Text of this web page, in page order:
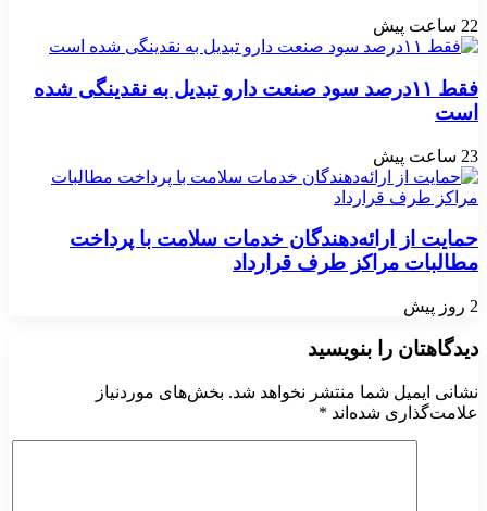
22 ساعت پیش
فقط ۱۱‌درصد سود صنعت دارو تبدیل به نقدینگی شده
است
23 ساعت پیش
حمایت از ارائه‌دهندگان خدمات سلامت با پرداخت
مطالبات مراکز طرف قرارداد
2 روز پیش
دیدگاهتان را بنویسید
نشانی ایمیل شما منتشر نخواهد شد. بخش‌های موردنیاز
علامت‌گذاری شده‌اند *